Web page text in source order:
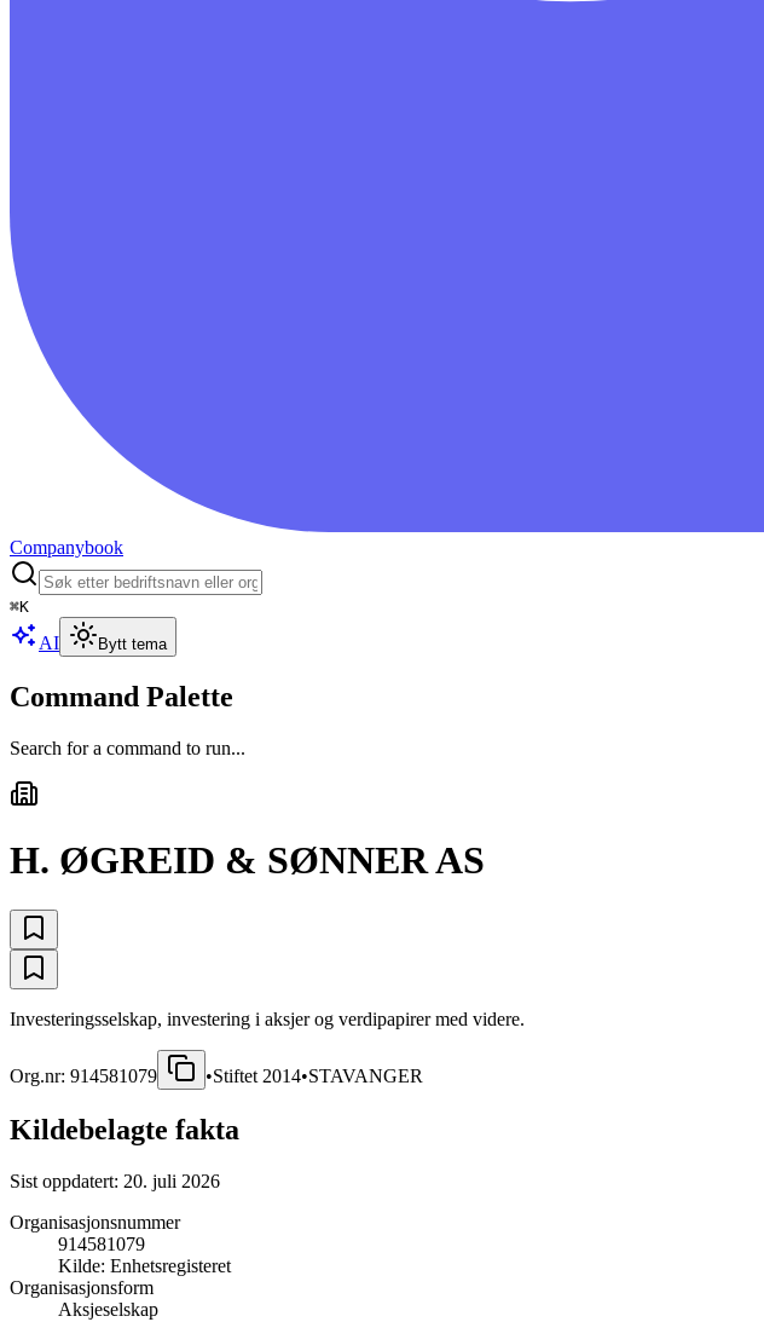
Companybook
⌘K
AI Bytt tema
Command Palette
Search for a command to run...
H. ØGREID & SØNNER AS
Investeringsselskap, investering i aksjer og verdipapirer med videre.
Org.nr: 914581079 •Stiftet 2014•STAVANGER
Kildebelagte fakta
Sist oppdatert: 20. juli 2026
Organisasjonsnummer
914581079
Kilde: Enhetsregisteret
Organisasjonsform
Aksjeselskap